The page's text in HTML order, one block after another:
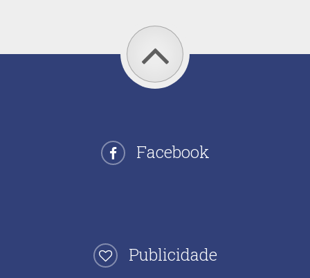
Facebook
Publicidade